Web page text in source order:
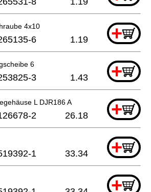
4x10 +
6 1.19
6 +
3 1.43
L DJR186 A +
2 26.18
+
1 33.34
+